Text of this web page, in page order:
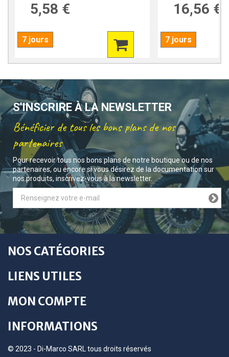
5,58 €
7 jours
16,56 €
7 jours
S'INSCRIRE À LA NEWSLETTER
Bénéficier de tous les bons plans de nos
partenaires
Pour recevoir tous nos bons plans de notre boutique ou de nos
partenaires, ou encore si vous désirez de la documentation sur
nos produits, inscrivez-vous à la newsletter.
NOS CATÉGORIES
LIENS UTILES
MON COMPTE
INFORMATIONS
© 2023 - Di-Marco SARL tous droits réservés